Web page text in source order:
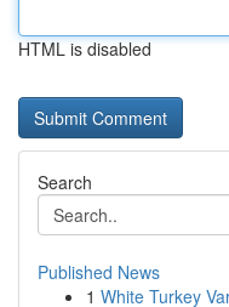
HTML is disabled
Search
Published News
1 White Turkey